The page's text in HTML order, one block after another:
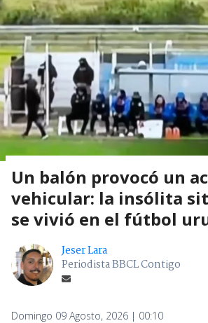
Un balón provocó un
vehicular: la insólita
se vivió en el fútbol
Jeser Lara
Periodista BBCL Contigo
Domingo 09 Agosto, 2026 | 00:10